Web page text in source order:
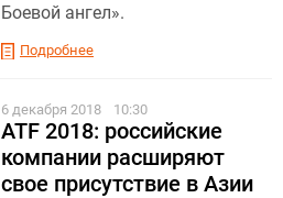
Боевой ангел».
Подробнее
6 декабря 2018 10:30
ATF 2018: российские
компании расширяют
свое присутствие в Азии